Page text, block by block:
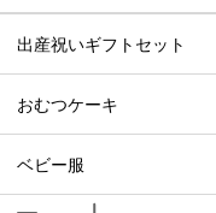
出産祝いギフトセット
おむつケーキ
ベビー服